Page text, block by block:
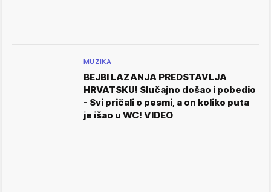
MUZIKA
BEJBI LAZANJA PREDSTAVLJA
HRVATSKU! Slučajno došao i pobedio
- Svi pričali o pesmi, a on koliko puta
je išao u WC! VIDEO